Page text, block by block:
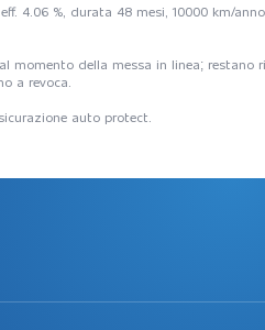
4.06 %, durata 48 mesi, 10000 km/
della messa in linea; restano
a revoca.
auto protect.